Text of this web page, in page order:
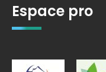
Espace pro